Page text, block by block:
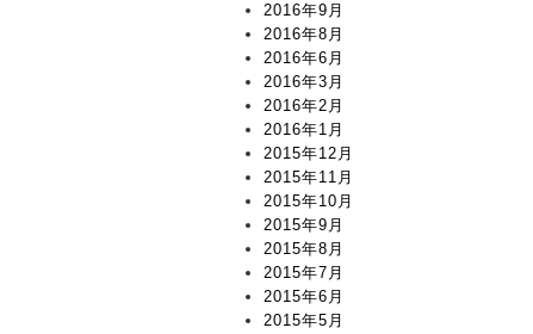
2016年9月
2016年8月
2016年6月
2016年3月
2016年2月
2016年1月
2015年12月
2015年11月
2015年10月
2015年9月
2015年8月
2015年7月
2015年6月
2015年5月